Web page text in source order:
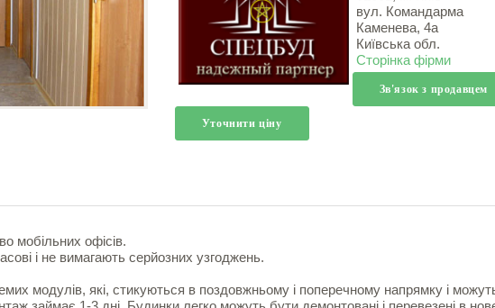
вул. Командарма
Каменева, 4а
Київська обл.
Сторінка фірми
Зв'язок з продавцем
Уточнити ціну
мобільних офісів.
і не вимагають серйозних узгоджень.
модулів, які, стикуються в поздовжньому і поперечному напрямку і